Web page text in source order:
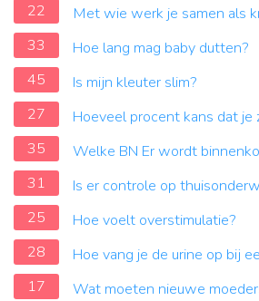
22
Met wie werk je samen als
33
Hoe lang mag baby dutten?
45
Is mijn kleuter slim?
27
Hoeveel procent kans dat je
35
Welke BN Er wordt
31
Is er controle op
25
Hoe voelt overstimulatie?
28
Hoe vang je de urine op bij
17
Wat moeten nieuwe